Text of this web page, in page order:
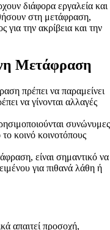
διάφορα εργαλεία και
στη μετάφραση,
για την ακρίβεια και την
Μετάφραση
πρέπει να παραμείνει
να γίνονται αλλαγές
συνώνυμες
το κοινό κοινοτόπους
είναι σημαντικό να
για πιθανά λάθη ή
απαιτεί προσοχή,